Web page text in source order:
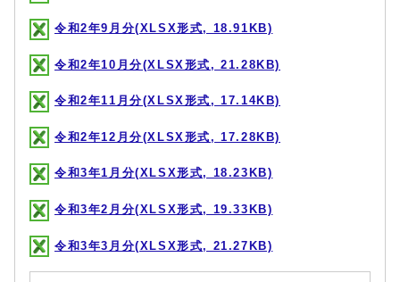
令和2年9月分(XLSX形式, 18.91KB)
令和2年10月分(XLSX形式, 21.28KB)
令和2年11月分(XLSX形式, 17.14KB)
令和2年12月分(XLSX形式, 17.28KB)
令和3年1月分(XLSX形式, 18.23KB)
令和3年2月分(XLSX形式, 19.33KB)
令和3年3月分(XLSX形式, 21.27KB)